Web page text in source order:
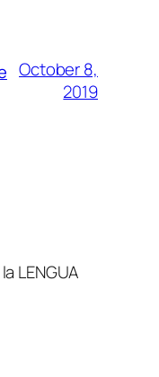
October 8,
2019
LENGUA